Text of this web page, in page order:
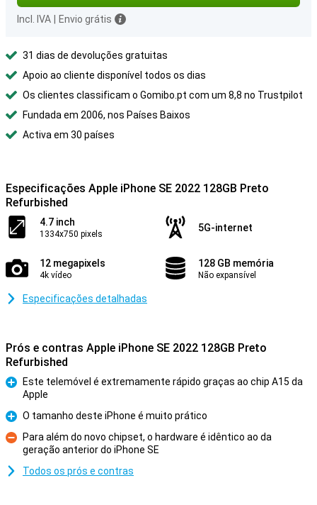
Incl. IVA Envio grátis
31 dias de devoluções gratuitas
Apoio ao cliente disponível todos os dias
Os clientes classificam o Gomibo.pt com um 8,8 no Trustpilot
Fundada em 2006, nos Países Baixos
Activa em 30 países
Especificações Apple iPhone SE 2022 128GB Preto
Refurbished
4.7 inch
1334x750 pixels
5G-internet
12 megapixels
4k vídeo
128 GB memória
Não expansível
Especificações detalhadas
Prós e contras Apple iPhone SE 2022 128GB Preto
Refurbished
Prós
Este telemóvel é extremamente rápido graças ao chip A15 da
Apple
Prós
O tamanho deste iPhone é muito prático
Contras
Para além do novo chipset, o hardware é idêntico ao da
geração anterior do iPhone SE
Todos os prós e contras